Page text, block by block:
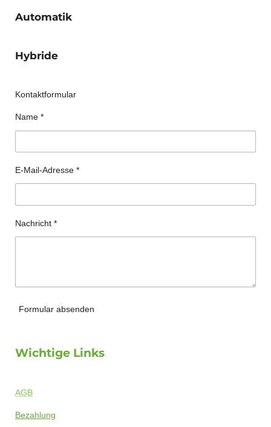
Automatik
Hybride
Kontaktformular
Name *
E-Mail-Adresse *
Nachricht *
Formular absenden
Wichtige Links
AGB
Bezahlung